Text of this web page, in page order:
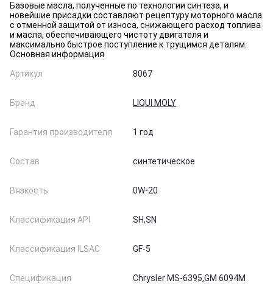
Базовые масла, полученные по технологии синтеза, и
новейшие присадки составляют рецептуру моторного масла
с отменной защитой от износа, снижающего расход топлива
и масла, обеспечивающего чистоту двигателя и
максимально быстрое поступление к трущимся деталям.
Основная информация
Артикул
8067
Бренд LIQUI MOLY
Гарантия производителя 1 год
Состав синтетическое
Вязкость 0W-20
Классификация API SH,SN
Классификация ILSAC GF-5
Спецификация Chrysler MS-6395,GM 6094M